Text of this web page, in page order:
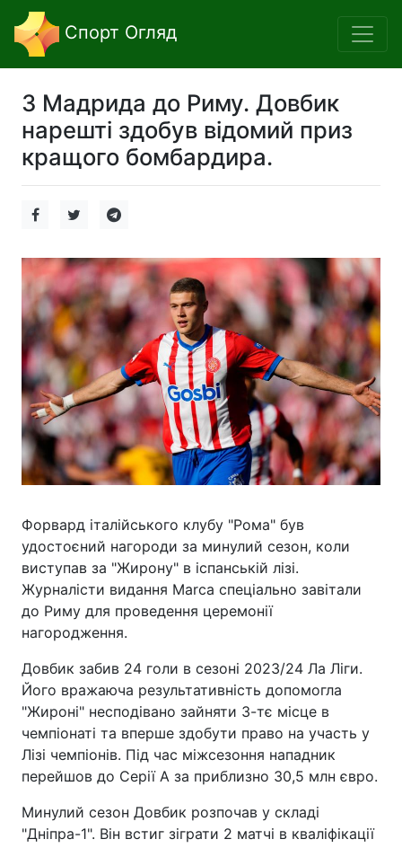
Спорт Огляд
З Мадрида до Риму. Довбик
нарешті здобув відомий приз
кращого бомбардира.
Форвард італійського клубу "Рома" був
удостоєний нагороди за минулий сезон, коли
виступав за "Жирону" в іспанській лізі.
Журналісти видання Marca спеціально завітали
до Риму для проведення церемонії
нагородження.
Довбик забив 24 голи в сезоні 2023/24 Ла Ліги.
Його вражаюча результативність допомогла
"Жироні" несподівано зайняти 3-тє місце в
чемпіонаті та вперше здобути право на участь у
Лізі чемпіонів. Під час міжсезоння нападник
перейшов до Серії A за приблизно 30,5 млн євро.
Минулий сезон Довбик розпочав у складі
"Дніпра-1". Він встиг зіграти 2 матчі в кваліфікації